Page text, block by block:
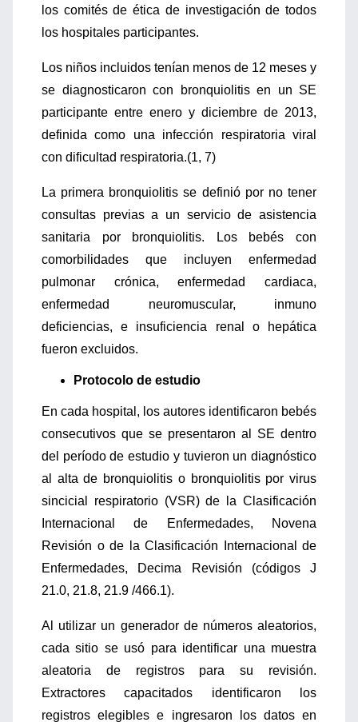
los comités de ética de investigación de todos
los hospitales participantes.
Los niños incluidos tenían menos de 12 meses y
se diagnosticaron con bronquiolitis en un SE
participante entre enero y diciembre de 2013,
definida como una infección respiratoria viral
con dificultad respiratoria.(1, 7)
La primera bronquiolitis se definió por no tener
consultas previas a un servicio de asistencia
sanitaria por bronquiolitis. Los bebés con
comorbilidades que incluyen enfermedad
pulmonar crónica, enfermedad cardiaca,
enfermedad neuromuscular, inmuno
deficiencias, e insuficiencia renal o hepática
fueron excluidos.
Protocolo de estudio
En cada hospital, los autores identificaron bebés
consecutivos que se presentaron al SE dentro
del período de estudio y tuvieron un diagnóstico
al alta de bronquiolitis o bronquiolitis por virus
sincicial respiratorio (VSR) de la Clasificación
Internacional de Enfermedades, Novena
Revisión o de la Clasificación Internacional de
Enfermedades, Decima Revisión (códigos J
21.0, 21.8, 21.9 /466.1).
Al utilizar un generador de números aleatorios,
cada sitio se usó para identificar una muestra
aleatoria de registros para su revisión.
Extractores capacitados identificaron los
registros elegibles e ingresaron los datos en